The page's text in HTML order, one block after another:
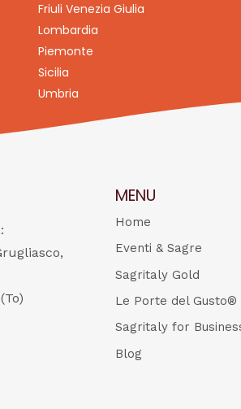
Friuli Venezia Giulia
Lombardia
Piemonte
Sicilia
Umbria
MENU
Home
Eventi & Sagre
Sagritaly Gold
Le Porte del Gusto®
Sagritaly for
Blog